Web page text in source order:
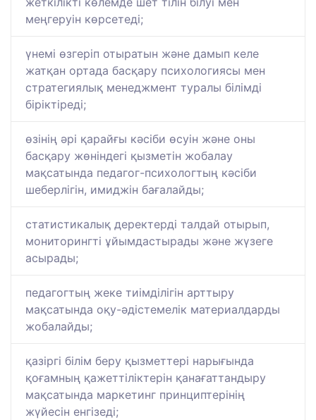
меңгеруін көрсетеді;
үнемі өзгеріп отыратын және дамып келе
жатқан ортада басқару психологиясы мен
стратегиялық менеджмент туралы білімді
біріктіреді;
өзінің әрі қарайғы кәсіби өсуін және оны
басқару жөніндегі қызметін жобалау
мақсатында педагог-психологтың кәсіби
шеберлігін, имиджін бағалайды;
статистикалық деректерді талдай отырып,
мониторингті ұйымдастырады және жүзеге
асырады;
педагогтың жеке тиімділігін арттыру
мақсатында оқу-әдістемелік материалдарды
жобалайды;
қазіргі білім беру қызметтері нарығында
қоғамның қажеттіліктерін қанағаттандыру
мақсатында маркетинг принциптерінің
жүйесін енгізеді;